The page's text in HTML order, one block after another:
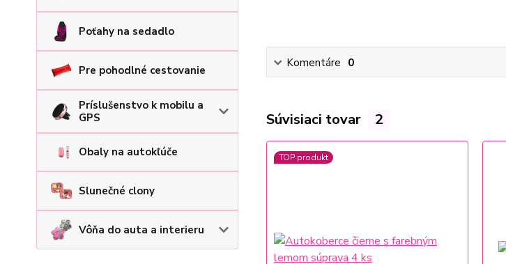
Poťahy na sedadlo
Pre pohodlné cestovanie
Príslušenstvo k mobilu a
GPS
Obaly na autokľúče
Slunečné clony
Vôňa do auta a interieru
Komentáre 0
Súvisiaci tovar 2
TOP produkt